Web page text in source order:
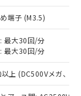
端子 (M3.5)
最大30回/分
最大30回/分
上 (DC500Vメガ、点
業取扱
価格
ので
には、
もある
質）の
認中の
、有
して
などや
RoHSの
の
、外国